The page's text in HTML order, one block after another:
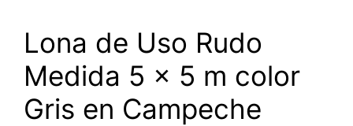
Lona de Uso Rudo
Medida 5 x 5 m color
Gris en Campeche